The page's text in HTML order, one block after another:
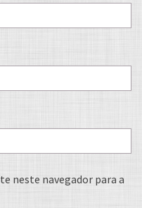
neste navegador para a